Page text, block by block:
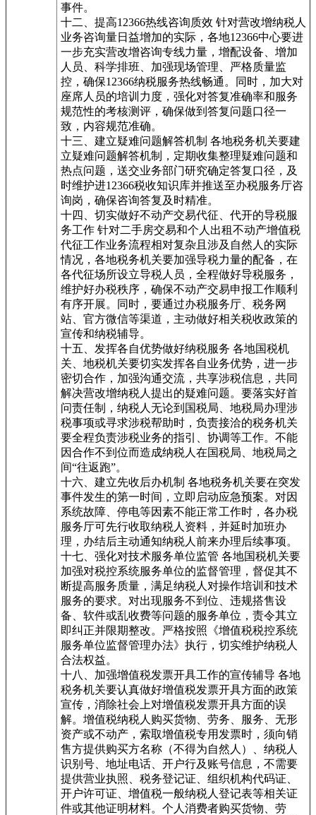
事件。
十二、提高12366热线咨询质效 针对营改增纳税人
业务咨询量日益增加的实际，各地12366中心要进
一步充实营改增咨询专线力量，增配设备、增加
人员、科学排班、加强现场管理、严格质量监
控，确保12366纳税服务热线畅通。同时，加大对
座席人员的培训力度，强化对答复准确率和服务
规范性的考核测评，确保做到答复问题口径一
致，内容规范准确。
十三、建立疑难问题解答机制 各地税务机关要建
立疑难问题解答机制，定期收集整理疑难问题和
热点问题，送交业务部门研究确定答复口径，及
时维护进12366税收知识库并推送至办税服务厅咨
询岗，确保咨询答复及时精准。
十四、切实做好不动产交易代征、代开的导税服
务工作 针对二手房交易和个人出租不动产增值税
代征工作业务流程相对复杂且涉及自然人的实际
情况，各地税务机关要加强导税力量的配备，在
各代征场所设立导税人员，全程做好导税服务，
维护好办税秩序，确保不动产交易申报工作顺利
有序开展。同时，要通过办税服务厅、税务网
站、官方微信等渠道，主动做好相关税收政策的
宣传和纳税辅导。
十五、发挥各自优势做好纳税服务 各地国税机
关、地税机关要切实发挥各自业务优势，进一步
密切合作，加强沟通交流，共享涉税信息，共同
解决营改增纳税人提出的疑难问题。要落实好首
问责任制，纳税人无论到国税局、地税局办理涉
税事项或寻求涉税帮助时，负责接洽的税务机关
要全程负责涉税业务的指引、协调等工作。不能
因合作不到位而造成纳税人在国税局、地税局之
间“往返跑”。
十六、建立先收后办机制 各地税务机关要在突发
事件发生的第一时间，立即启动应急预案。对因
系统故障、停电等因素不能正常工作时，各办税
服务厅可先行收取纳税人资料，并延时加班办
理，办结后主动通知纳税人前来办理后续事项。
十七、强化对技术服务单位监管 各地国税机关要
加强对税控系统服务单位的监督管理，督促其不
断提高服务质量，满足纳税人对操作培训和技术
服务的要求。对出现服务不到位、违规搭售设
备、软件或乱收费等问题的服务单位，责令其立
即纠正并限期整改。严格按照《增值税税控系统
服务单位监督管理办法》执行，切实维护纳税人
合法权益。
十八、加强增值税发票开具工作的宣传辅导 各地
税务机关要认真做好增值税发票开具方面的政策
宣传，消除社会上对增值税发票开具方面的误
解。增值税纳税人购买货物、劳务、服务、无形
资产或不动产，索取增值税专用发票时，须向销
售方提供购买方名称（不得为自然人）、纳税人
识别号、地址电话、开户行及账号信息，不需要
提供营业执照、税务登记证、组织机构代码证、
开户许可证、增值税一般纳税人登记表等相关证
件或其他证明材料。个人消费者购买货物、劳